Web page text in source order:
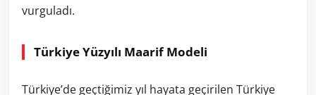
vurguladı.
Türkiye Yüzyılı Maarif Modeli
Türkiye’de geçtiğimiz yıl hayata geçirilen Türkiye